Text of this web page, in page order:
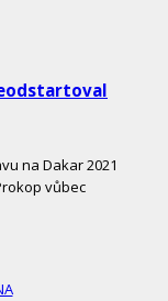
na Dakar 2021
vůbec